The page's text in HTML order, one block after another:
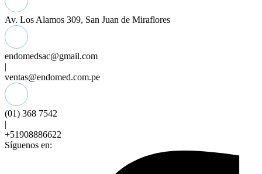
Av. Los Alamos 309, San Juan de Miraflores
endomedsac@gmail.com
|
ventas@endomed.com.pe
(01) 368 7542
|
+51908886622
Síguenos en: